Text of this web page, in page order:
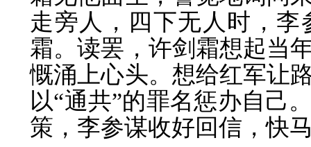
走旁人，四下无人时，
霜。读罢，许剑霜想起当
慨涌上心头。想给红军让
以“通共”的罪名惩办自己
策，李参谋收好回信，快